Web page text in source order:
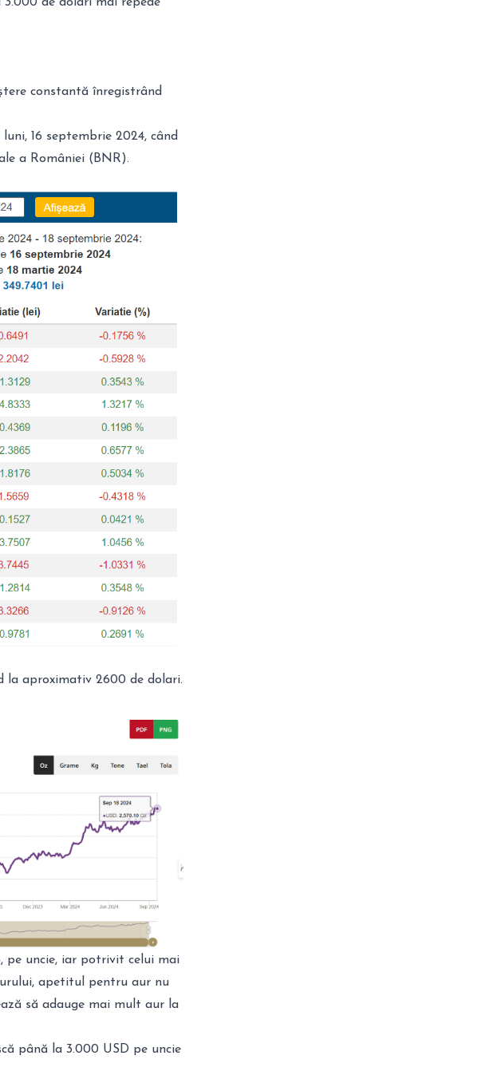
constantă înregistrând
16 septembrie 2024, când
a României (BNR).
la aproximativ 2600 de dolari.
pe uncie, iar potrivit celui mai
apetitul pentru aur nu
să adauge mai mult aur la
până la 3.000 USD pe uncie